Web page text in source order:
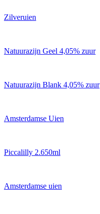
Zilveruien
Natuurazijn Geel 4,05% zuur
Natuurazijn Blank 4,05% zuur
Amsterdamse Uien
Piccalilly 2.650ml
Amsterdamse uien